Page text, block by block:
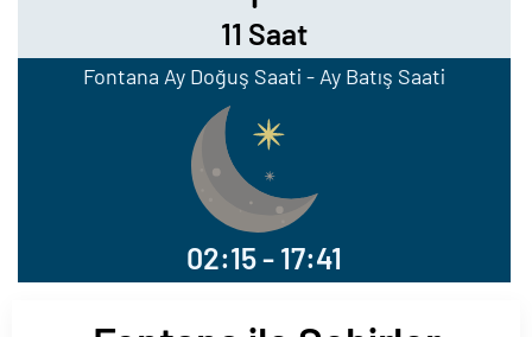
11 Saat
Fontana Ay Doğuş Saati - Ay Batış Saati
02:15 - 17:41